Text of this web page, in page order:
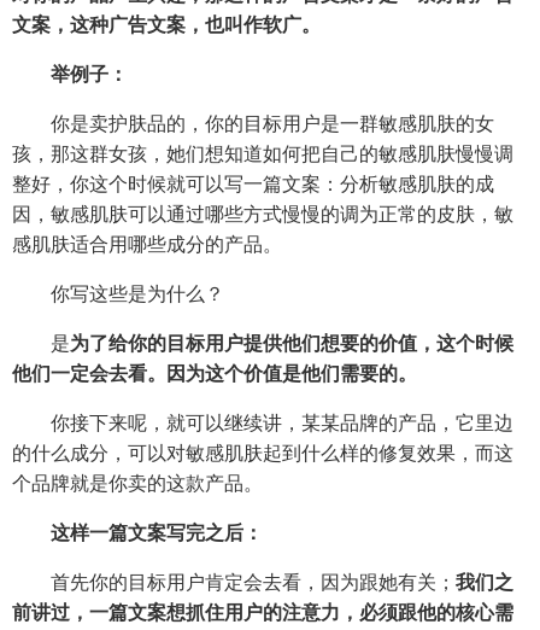
文案，这种广告文案，也叫作软广。
举例子：
你是卖护肤品的，你的目标用户是一群敏感肌肤的女
孩，那这群女孩，她们想知道如何把自己的敏感肌肤慢慢调
整好，你这个时候就可以写一篇文案：分析敏感肌肤的成
因，敏感肌肤可以通过哪些方式慢慢的调为正常的皮肤，敏
感肌肤适合用哪些成分的产品。
你写这些是为什么？
是为了给你的目标用户提供他们想要的价值，这个时候
他们一定会去看。因为这个价值是他们需要的。
你接下来呢，就可以继续讲，某某品牌的产品，它里边
的什么成分，可以对敏感肌肤起到什么样的修复效果，而这
个品牌就是你卖的这款产品。
这样一篇文案写完之后：
首先你的目标用户肯定会去看，因为跟她有关； 我们之
前讲过，一篇文案想抓住用户的注意力，必须跟他的核心需